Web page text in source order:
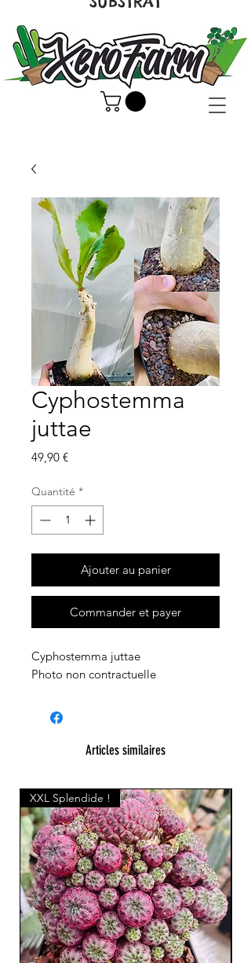
Cyphostemma
juttae
49,90 €Prix
Quantité *
Ajouter au panier
Commander et payer
Cyphostemma juttae
Photo non contractuelle
Articles similaires
XXL Splendide !